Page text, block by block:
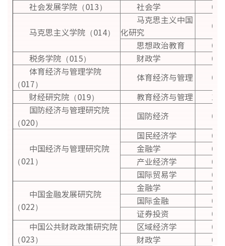
社会发展学院（013）
社会学
马克思主义学院（014）
马克思主义中国
化研究
思想政治教育
税务学院（015）
财政学
体育经济与管理学院
（017）
体育经济与管理
财经研究院（019）
教育经济与管理
国防经济与管理研究院
（020）
国防经济
中国经济与管理研究院
（021）
国民经济学
金融学
产业经济学
国际贸易学
中国金融发展研究院
（022）
金融学
国际金融
证券投资
中国公共财政政策研究院
（023）
区域经济学
财政学